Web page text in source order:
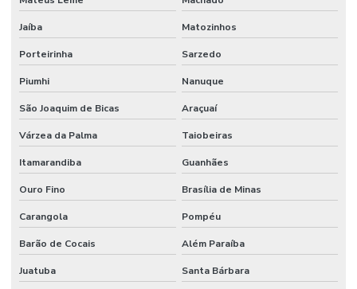
Manutenção Preditiva E Iot
Manutenção Preditiva Para Indústria
Manutenção Preditiva Reduzindo Custos
Manutenção Preventiva
Manutenção preventiva
Manutenção preventiva ar condicionado
Manutenção Preventiva Com Certificação
Manutenção Preventiva De Edificações
Jaíba Matozinhos
Porteirinha Sarzedo
Piumhi Nanuque
São Joaquim de Bicas Araçuaí
Várzea da Palma Taiobeiras
Itamarandiba Guanhães
Ouro Fino Brasília de Minas
Carangola Pompéu
Barão de Cocais Além Paraíba
Juatuba Santa Bárbara